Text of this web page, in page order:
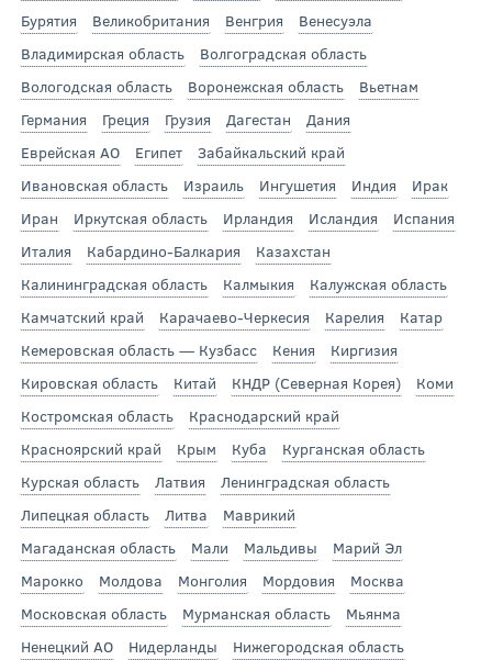
Бурятия
Великобритания Венгрия
Венесуэла
Владимирская область
Волгоградская область
Вологодская область
Воронежская область
Вьетнам
Германия
Греция Грузия Дагестан
Дания
Еврейская АО
Египет
Забайкальский край
Ивановская область
Израиль Ингушетия Индия
Ирак
Иран
Иркутская область Ирландия Исландия
Испания
Италия
Кабардино-Балкария
Казахстан
Калининградская область
Калмыкия
Калужская область
Камчатский край
Карачаево-Черкесия Карелия
Катар
Кемеровская область — Кузбасс
Кения
Киргизия
Кировская область
Китай КНДР (Северная Корея)
Коми
Костромская область
Краснодарский край
Красноярский край
Крым Куба
Курганская область
Курская область
Латвия
Ленинградская область
Липецкая область
Литва
Маврикий
Магаданская область
Мали Мальдивы
Марий Эл
Марокко
Молдова Монголия Мордовия
Москва
Московская область
Мурманская область
Мьянма
Ненецкий АО
Нидерланды
Нижегородская область